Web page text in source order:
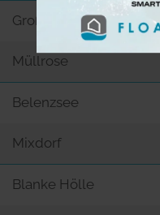
Großer Müllroser See
Müllrose
Belenzsee
Mixdorf
Blanke Hölle